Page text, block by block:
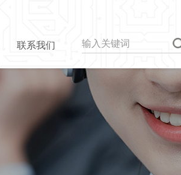
联系我们